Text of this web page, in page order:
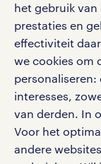
het gebruik van
prestaties en
effectiviteit
we cookies om
interesses,
van derden. In
Voor het
andere
social media
Volg ons voor
vacatures,
werken bij